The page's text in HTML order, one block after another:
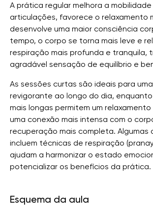
A prática regular melhora a mobilidade
articulações, favorece o relaxamento
desenvolve uma maior consciência
tempo, o corpo se torna mais leve e
respiração mais profunda e tranquila,
agradável sensação de equilíbrio e
As sessões curtas são ideais para
revigorante ao longo do dia,
mais longas permitem um
uma conexão mais intensa com o
recuperação mais completa. Algumas
incluem técnicas de respiração
ajudam a harmonizar o estado
potencializar os benefícios da prática.
Esquema da aula